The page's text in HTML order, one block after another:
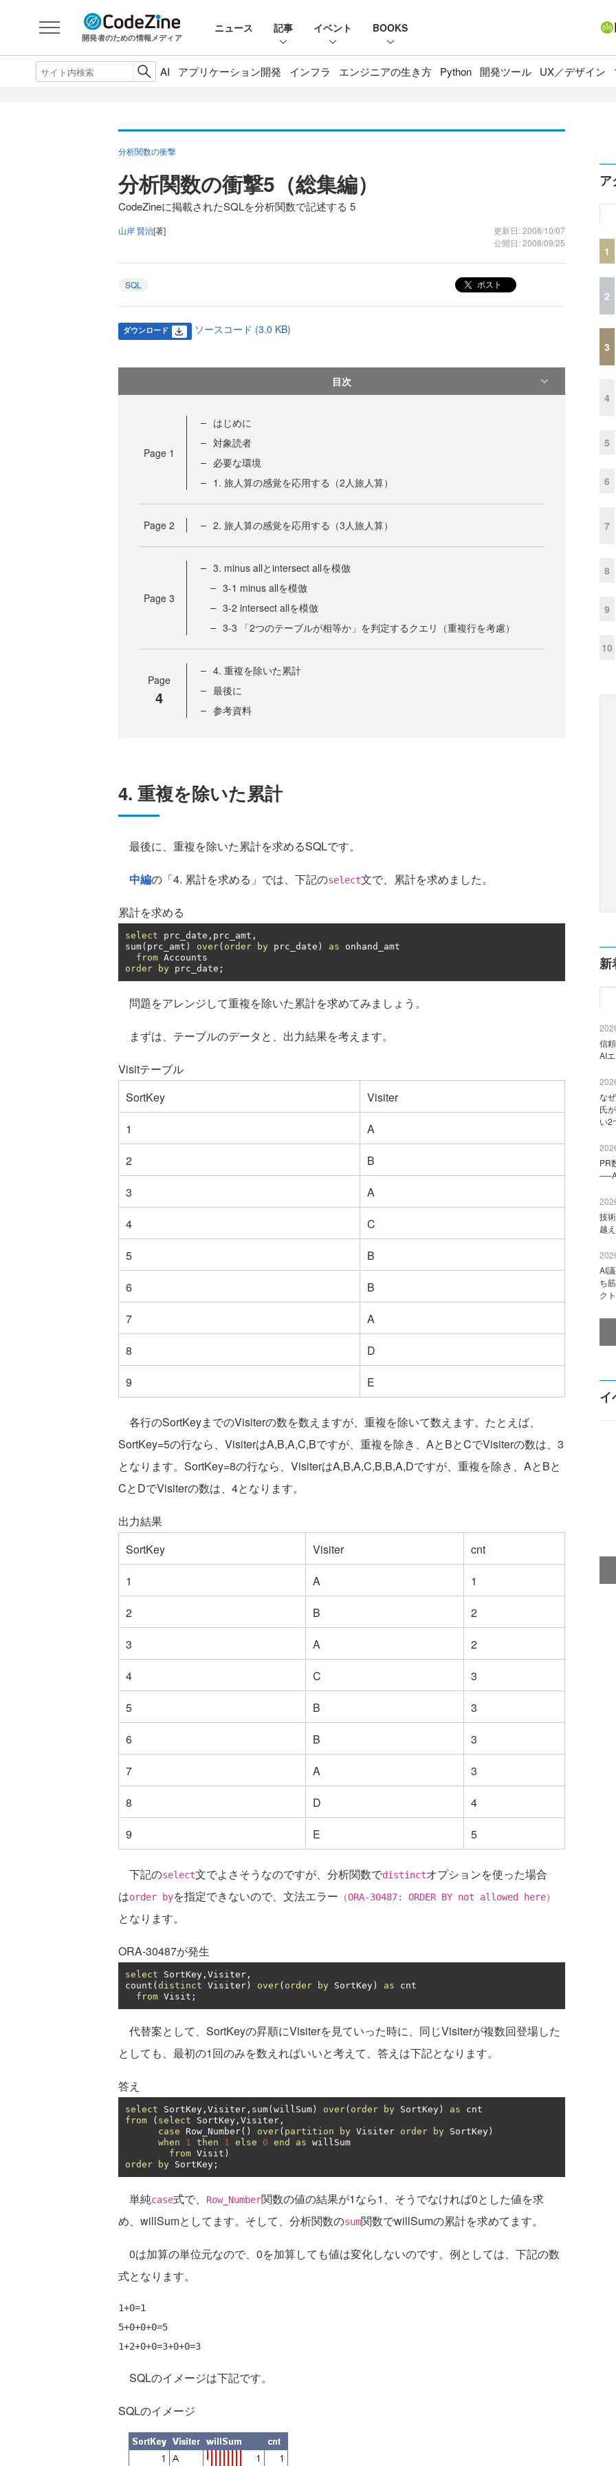
開発者のための情報メディア
ニュース 記事 イベント BOOKS
AI アプリケーション開発 インフラ エンジニアの生き方 Python 開発ツール UX／デザイン
分析関数の衝撃
分析関数の衝撃5（総集編）
CodeZineに掲載されたSQLを分析関数で記述する 5
山岸 賢治[著]
更新日: 2008/10/07
公開日: 2008/09/25
SQL ポスト
ダウンロード ソースコード (3.0 KB)
目次
Page 1
はじめに
対象読者
必要な環境
1. 旅人算の感覚を応用する（2人旅人算）
Page 2 2. 旅人算の感覚を応用する（3人旅人算）
Page 3
3. minus allとintersect allを模倣
3-1 minus allを模倣
3-2 intersect allを模倣
3-3 「2つのテーブルが相等か」を判定するクエリ（重複行を考慮）
Page
4
4. 重複を除いた累計
最後に
参考資料
4. 重複を除いた累計
最後に、重複を除いた累計を求めるSQLです。
中編の「4. 累計を求める」では、下記のselect文で、累計を求めました。
累計を求める
select prc_date , prc_amt ,
sum( prc_amt ) over( order by prc_date ) as onhand_amt
from
order
by prc_date ;
問題をアレンジして重複を除いた累計を求めてみましょう。
まずは、テーブルのデータと、出力結果を考えます。
Visitテーブル
SortKey
Visiter
1
A
2
B
3
A
4
C
5
B
6
B
7
A
8
D
9
E
各行のSortKeyまでのVisiterの数を数えますが、重複を除いて数えます。たとえば、
SortKey=5の行なら、VisiterはA,B,A,C,Bですが、重複を除き、AとBとCでVisiterの数は、3
となります。SortKey=8の行なら、VisiterはA,B,A,C,B,B,A,Dですが、重複を除き、AとBと
CとDでVisiterの数は、4となります。
出力結果
SortKey
Visiter
cnt
1
A
1
2
B
2
3
A
2
4
C
3
5
B
3
6
B
3
7
A
3
8
D
4
9
E 5
下記のselect文でよさそうなのですが、分析関数でdistinctオプションを使った場合
はorder byを指定できないので、文法エラー （ORA-30487: ORDER BY not allowed here）
となります。
ORA-30487が発生
select SortKey , Visiter ,
count ( distinct Visiter ) over( order by SortKey ) as cnt
from Visit ;
代替案として、SortKeyの昇順にVisiterを見ていった時に、同じVisiterが複数回登場した
としても、最初の1回のみを数えればいいと考えて、答えは下記となります。
答え
select SortKey , Visiter , sum( willSum ) over( order by SortKey ) as
from
( select SortKey , Visiter ,
case Row_Number() over( partition by Visiter order by SortKey )
when
1 then 1 else 0 end as willSum
from Visit )
order
by SortKey ;
単純case式で、 Row_Number関数の値の結果が1なら1、そうでなければ0とした値を求
め、willSumとしてます。そして、分析関数のsum関数でwillSumの累計を求めてます。
0は加算の単位元なので、0を加算しても値は変化しないのです。例としては、下記の数
式となります。
1+0=1
5+0+0+0=5
SQLのイメージは下記です。
SQLのイメージ
ア
1
2
3
4
5
6
7
8
9
10
新
信
AI
な
氏
い2
PR
技
越
AI
ち
ク
イ